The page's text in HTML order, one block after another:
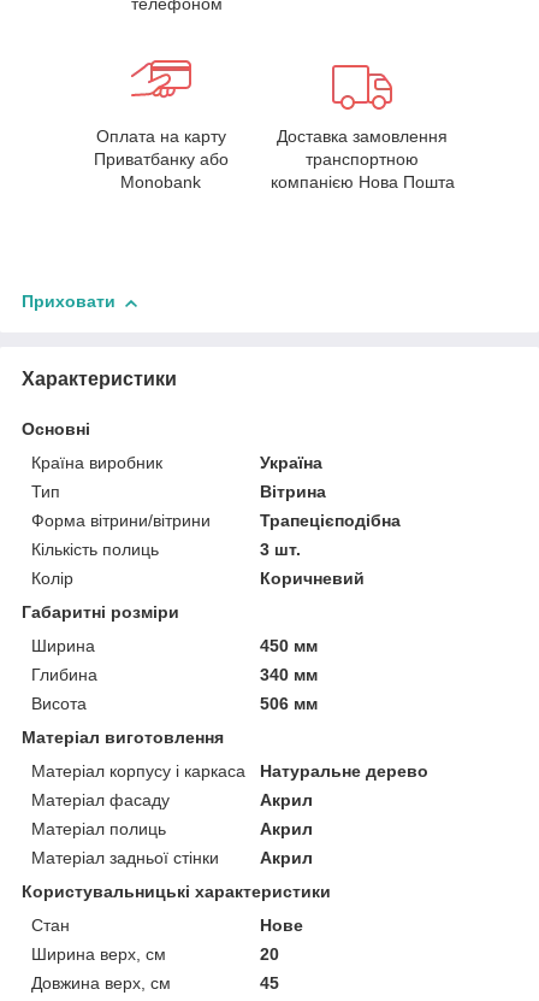
телефоном
Оплата на карту
Приватбанку або
Monobank
Доставка замовлення
транспортною
компанією Нова Пошта
Приховати
Характеристики
Основні
Країна виробник
Україна
Тип
Вітрина
Форма вітрини/вітрини
Трапецієподібна
Кількість полиць
3 шт.
Колір
Коричневий
Габаритні розміри
Ширина
450 мм
Глибина
340 мм
Висота
506 мм
Матеріал виготовлення
Матеріал корпусу і каркаса
Натуральне дерево
Матеріал фасаду
Акрил
Матеріал полиць
Акрил
Матеріал задньої стінки
Акрил
Користувальницькі характеристики
Стан
Нове
Ширина верх, см
20
Довжина верх, см
45